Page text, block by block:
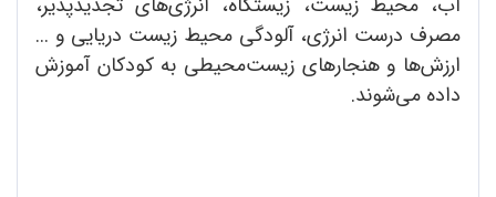
مصرف درست انرژی، آلودگی محیط زیست دریایی و ...
ارزش‌ها و هنجارهای زیست‌محیطی به کودکان آموزش
داده می‌شوند.